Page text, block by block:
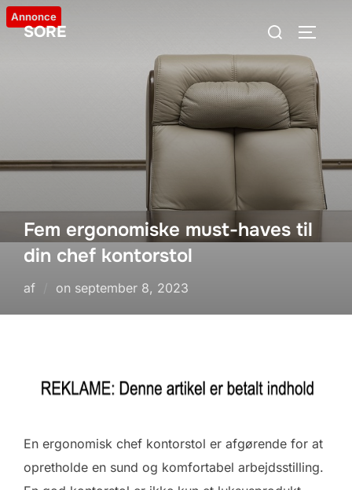
Videre
til
SORE
Søg
Annonce
Fem ergonomiske must-haves til
din chef kontorstol
af on Udgivet
september 8, 2023
En ergonomisk chef kontorstol er afgørende for at
opretholde en sund og komfortabel arbejdsstilling.